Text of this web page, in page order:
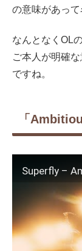
の意味があって
なんとなくOL
ご本人が明確
ですね。
「
Superfly –